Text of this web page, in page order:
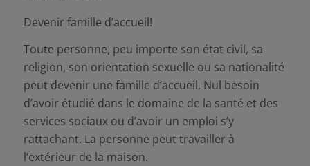
Devenir famille d’accueil!
Toute personne, peu importe son état civil, sa
religion, son orientation sexuelle ou sa nationalité
peut devenir une famille d’accueil. Nul besoin
d’avoir étudié dans le domaine de la santé et des
services sociaux ou d’avoir un emploi s’y
rattachant. La personne peut travailler à
l’extérieur de la maison.